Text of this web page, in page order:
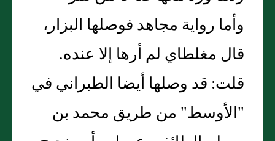
وأما رواية مجاهد فوصلها البزار،
قال مغلطاي لم أرها إلا عنده.
قلت: قد وصلها أيضا الطبراني في
"الأوسط" من طريق محمد بن